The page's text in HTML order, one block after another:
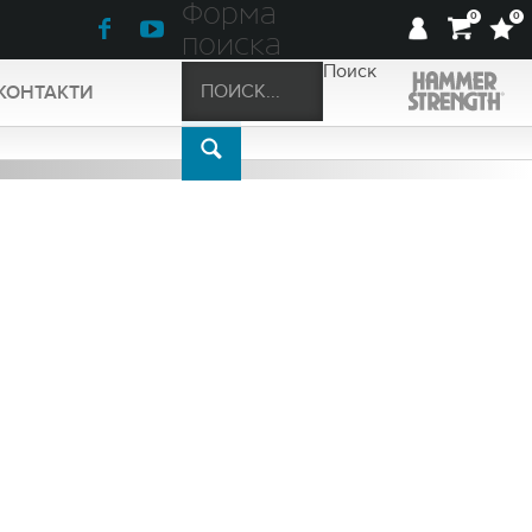
0 0
Форма
поиска
Поиск